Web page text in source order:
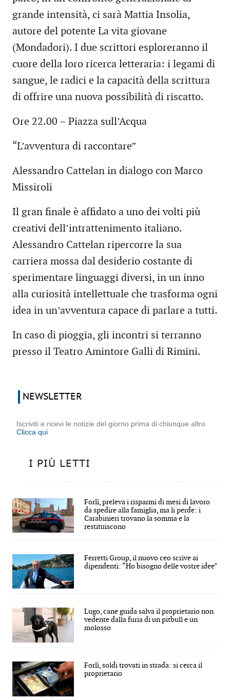
grande intensità, ci sarà Mattia Insolia,
autore del potente La vita giovane
(Mondadori). I due scrittori esploreranno il
cuore della loro ricerca letteraria: i legami di
sangue, le radici e la capacità della scrittura
di offrire una nuova possibilità di riscatto.
Ore 22.00 – Piazza sull’Acqua
“L’avventura di raccontare”
Alessandro Cattelan in dialogo con Marco
Missiroli
Il gran finale è affidato a uno dei volti più
creativi dell’intrattenimento italiano.
Alessandro Cattelan ripercorre la sua
carriera mossa dal desiderio costante di
sperimentare linguaggi diversi, in un inno
alla curiosità intellettuale che trasforma ogni
idea in un’avventura capace di parlare a tutti.
In caso di pioggia, gli incontri si terranno
presso il Teatro Amintore Galli di Rimini.
NEWSLETTER
Iscriviti e ricevi le notizie del giorno prima di chiunque altro
Clicca qui
I PIÙ LETTI
Forlì, preleva i risparmi di mesi di lavoro
da spedire alla famiglia, ma li perde: i
Carabinieri trovano la somma e la
restituiscono
Ferretti Group, il nuovo ceo scrive ai
dipendenti: “Ho bisogno delle vostre idee”
Lugo, cane guida salva il proprietario non
vedente dalla furia di un pitbull e un
molosso
Forlì, soldi trovati in strada: si cerca il
proprietario